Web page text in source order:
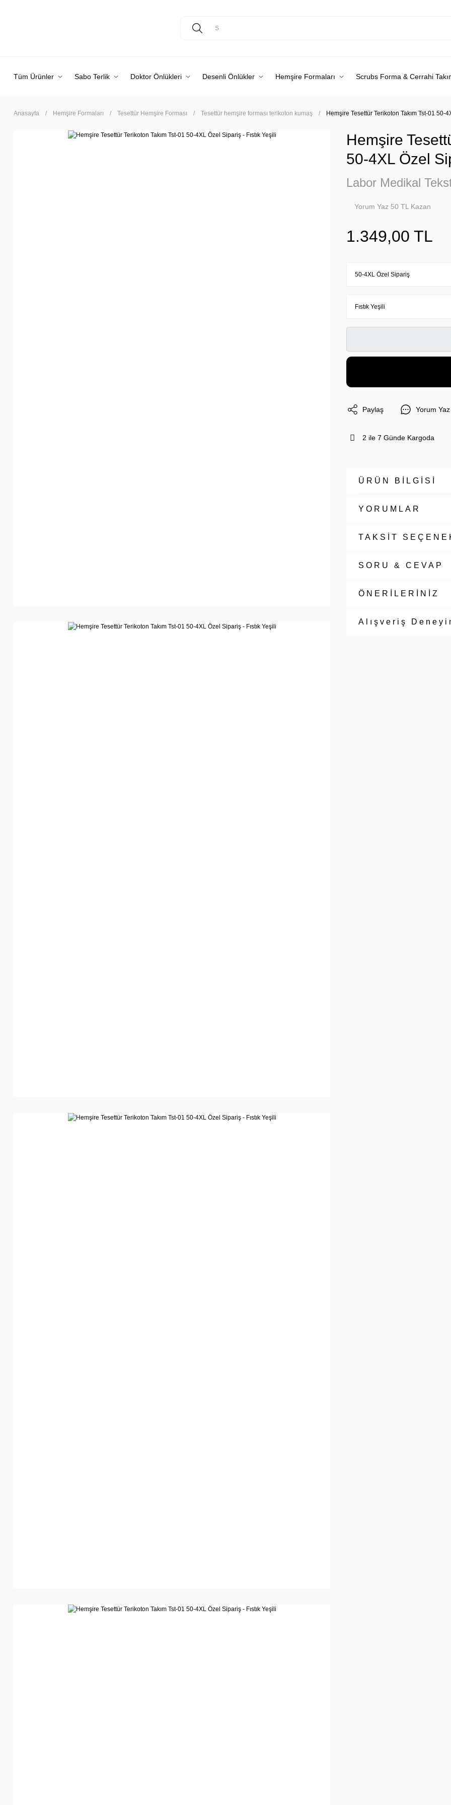
Tüm Ürünler Sabo Terlik Doktor Önlükleri Desenli Önlükler Hemşire Formaları Scrubs Forma & Cerrahi
Anasayfa Hemşire Formaları Tesettür Hemşire Forması Tesettür hemşire forması terikoton kumaş Hemşire Tesettür Terikoton Takım Tst-01 50-
Hemşire
50-4XL Özel
Labor Medikal
Yorum Yaz 50 TL Kazan
1.349,00 TL
Paylaş Yorum Yaz
2 ile 7 Günde Kargoda
ÜRÜN BİLGİSİ
YORUMLAR
TAKSİT
SORU & CEVAP
ÖNERİLERİNİZ
Alışveriş